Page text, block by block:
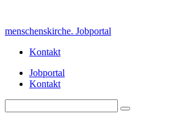
content
menschenskirche. Jobportal
Kontakt
Jobportal
Kontakt
for:
Search